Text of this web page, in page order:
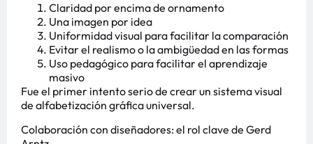
Claridad por encima de ornamento
Una imagen por idea
Uniformidad visual para facilitar la comparación
Evitar el realismo o la ambigüedad en las formas
Uso pedagógico para facilitar el aprendizaje
masivo
Fue el primer intento serio de crear un sistema visual
de alfabetización gráfica universal.
Colaboración con diseñadores: el rol clave de Gerd